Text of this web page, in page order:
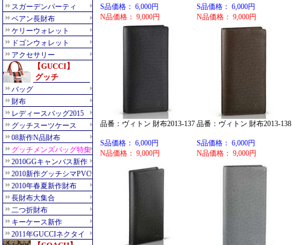
S品価格： 6,000円
N品価格： 9,000円
S品価格： 6,000円
N品価格： 9,000円
品番：ヴィトン 財布2013-137
S品価格： 6,000円
N品価格： 9,000円
品番：ヴィトン 財布2013-138
S品価格： 6,000円
N品価格： 9,000円